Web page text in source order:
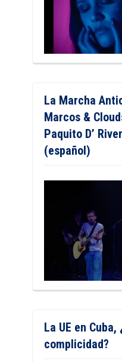
La Marcha
Marcos &
Paquito D’
(español)
La UE en Cuba,
complicidad?